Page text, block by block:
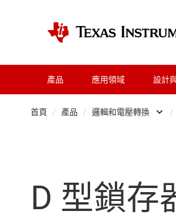
產品 應用領域 設計
首頁 / 產品 / 邏輯和電壓轉換
時鐘與
數據轉
/
D 型鎖存